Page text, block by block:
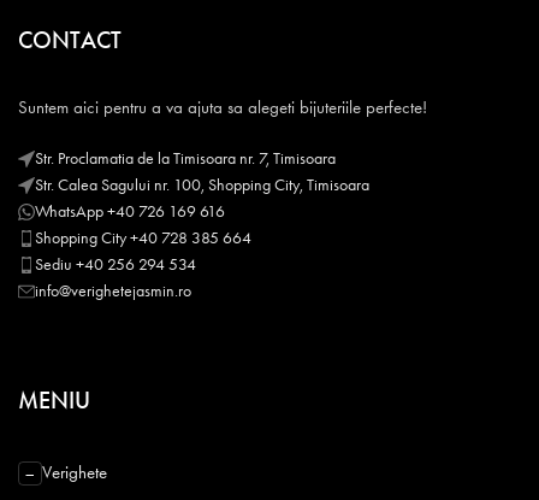
CONTACT
Suntem aici pentru a va ajuta sa alegeti bijuteriile perfecte!
Str. Proclamatia de la Timisoara nr. 7, Timisoara
Str. Calea Sagului nr. 100, Shopping City, Timisoara
WhatsApp +40 726 169 616
Shopping City +40 728 385 664
Sediu +40 256 294 534
info@verighetejasmin.ro
MENIU
− Verighete